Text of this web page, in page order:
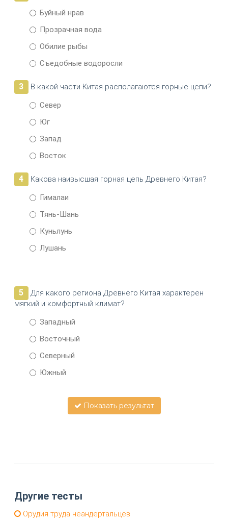
Буйный нрав
Прозрачная вода
Обилие рыбы
Съедобные водоросли
3
В какой части Китая располагаются горные цепи?
Север
Юг
Запад
Восток
4
Какова наивысшая горная цепь Древнего Китая?
Гималаи
Тянь-Шань
Куньлунь
Лушань
5
Для какого региона Древнего Китая характерен
мягкий и комфортный климат?
Западный
Восточный
Северный
Южный
Показать результат
Другие тесты
Орудия труда неандертальцев